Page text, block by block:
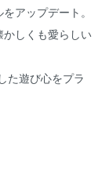
アップデート。
しくも愛らしい
た遊び心をプラ